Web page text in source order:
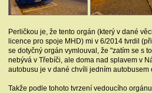
Perličkou je, že tento orgán (který v dané
licence pro spoje MHD) mi v 6/2014 tvrdil
se dotyčný orgán vymlouval, že "zatím se s
nebývá v Třebíči, ale doma nad splavem v
autobusu je v dané chvíli jedním
Takže podle tohoto tvrzení vedoucího